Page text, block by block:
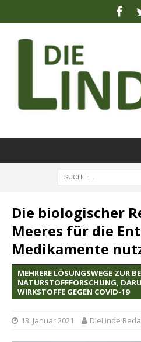
Die biologischer
Meeres für die
Medikamente
MEHRERE LÖSUNGSWEGE ZUR
NATURSTOFFFORSCHUNG,
WIRKSTOFFE GEGEN COVID-19
13. Januar 2021 DieLinde